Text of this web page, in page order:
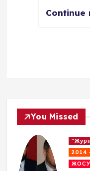
Continue
You Missed
2014